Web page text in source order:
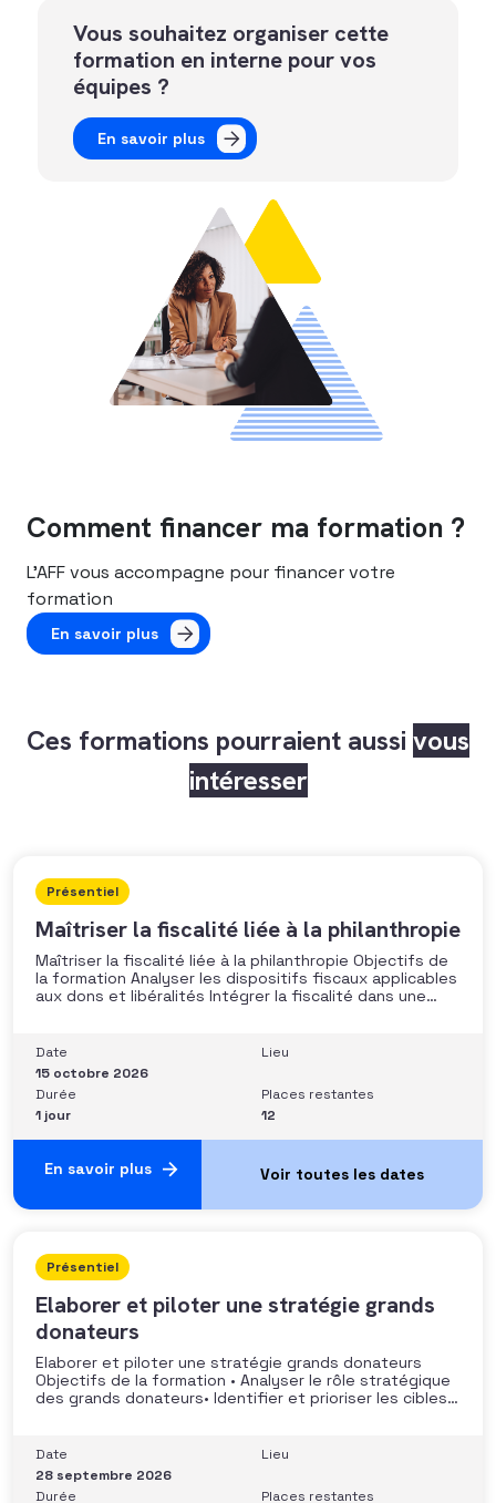
Vous souhaitez organiser cette
formation en interne pour vos
équipes ?
En savoir plus
Comment financer ma formation ?
L’AFF vous accompagne pour financer votre
formation
En savoir plus
Ces formations pourraient aussi vous
intéresser
Présentiel
Maîtriser la fiscalité liée à la philanthropie
Maîtriser la fiscalité liée à la philanthropie Objectifs de
la formation Analyser les dispositifs fiscaux applicables
aux dons et libéralités Intégrer la fiscalité dans une
situations nécessitant un arbitrage juridique
Compétences et aptitudes Comprendre les régimes
Date
15 octobre 2026
Lieu
Durée
1 jour
Places restantes
12
En savoir plus
Présentiel
Elaborer et piloter une stratégie grands
donateurs
Elaborer et piloter une stratégie grands donateurs
Objectifs de la formation • Analyser le rôle stratégique
des grands donateurs• Identifier et prioriser les cibles à
parties prenantes• Construire un argumentaire
personnalisé et piloter le parcours
Date
28 septembre 2026
Lieu
Durée Places restantes